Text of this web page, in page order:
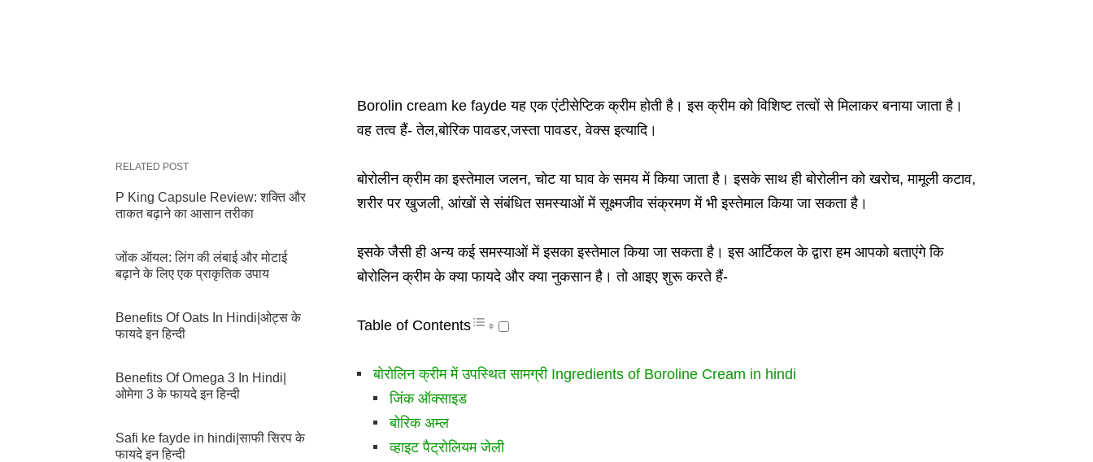
Borolin cream ke fayde यह एक एंटीसेप्टिक क्रीम होती है। इस क्रीम को विशिष्ट तत्वों से मिलाकर बनाया जाता है।
वह तत्व हैं- तेल,बोरिक पावडर,जस्ता पावडर, वेक्स इत्यादि।
बोरोलीन क्रीम का इस्तेमाल जलन, चोट या घाव के समय में किया जाता है। इसके साथ ही बोरोलीन को खरोच, मामूली कटाव,
शरीर पर खुजली, आंखों से संबंधित समस्याओं में सूक्ष्मजीव संक्रमण में भी इस्तेमाल किया जा सकता है।
इसके जैसी ही अन्य कई समस्याओं में इसका इस्तेमाल किया जा सकता है। इस आर्टिकल के द्वारा हम आपको बताएंगे कि
बोरोलिन क्रीम के क्या फायदे और क्या नुकसान है। तो आइए शुरू करते हैं-
Table of Contents
बोरोलिन क्रीम में उपस्थित सामग्री Ingredients of Boroline Cream in hindi
जिंक ऑक्साइड
बोरिक अम्ल
व्हाइट पैट्रोलियम जेली
RELATED POST
P King Capsule Review: शक्ति और
ताकत बढ़ाने का आसान तरीका
जोंक ऑयल: लिंग की लंबाई और मोटाई
बढ़ाने के लिए एक प्राकृतिक उपाय
Benefits Of Oats In Hindi|ओट्स के
फायदे इन हिन्दी
Benefits Of Omega 3 In Hindi|
ओमेगा 3 के फायदे इन हिन्दी
Safi ke fayde in hindi|साफी सिरप के
फायदे इन हिन्दी